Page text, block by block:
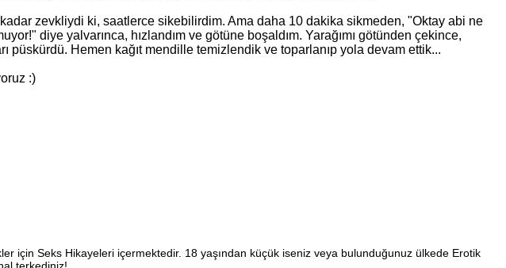
zevkliydi ki, saatlerce sikebilirdim. Ama daha 10 dakika sikmeden, "Oktay abi ne
diye yalvarınca, hızlandım ve götüne boşaldım. Yarağımı götünden çekince,
püskürdü. Hemen kağıt mendille temizlendik ve toparlanıp yola devam ettik...
:)
için Seks Hikayeleri içermektedir. 18 yaşından küçük iseniz veya bulunduğunuz ülkede Erotik